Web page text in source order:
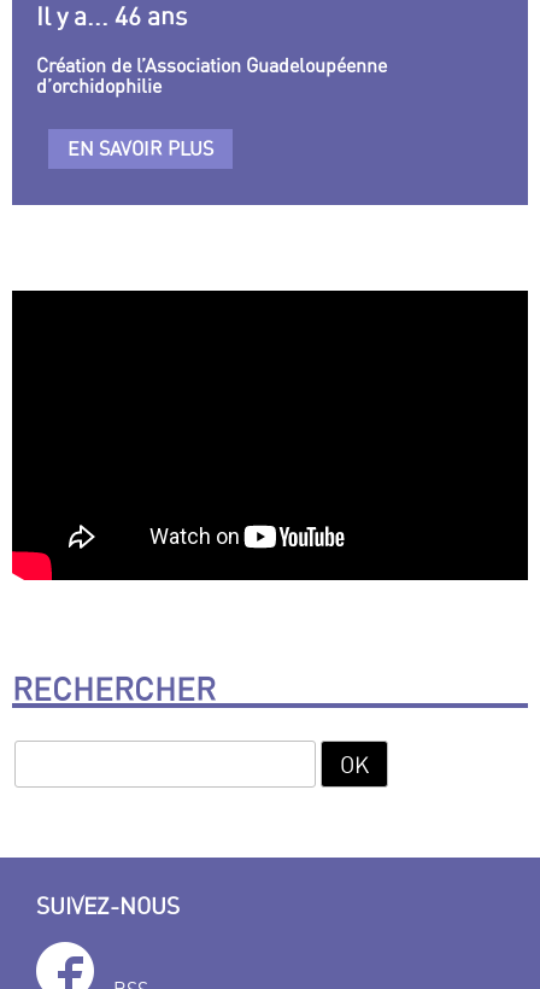
Il y a... 46 ans
Création de l’Association Guadeloupéenne
d’orchidophilie
EN SAVOIR PLUS
RECHERCHER
SUIVEZ-NOUS